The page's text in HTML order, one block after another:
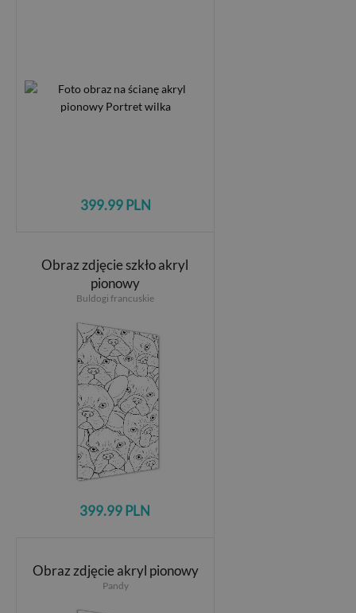
399.99 PLN
Obraz zdjęcie szkło akryl
pionowy
Buldogi francuskie
399.99 PLN
Obraz zdjęcie akryl pionowy
Pandy